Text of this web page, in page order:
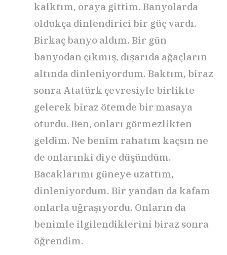
kalktım, oraya gittim. Banyolarda
oldukça dinlendirici bir güç vardı.
Birkaç banyo aldım. Bir gün
banyodan çıkmış, dışarıda ağaçların
altında dinleniyordum. Baktım, biraz
sonra Atatürk çevresiyle birlikte
gelerek biraz ötemde bir masaya
oturdu. Ben, onları görmezlikten
geldim. Ne benim rahatım kaçsın ne
de onlarınki diye düşündüm.
Bacaklarımı güneye uzattım,
dinleniyordum. Bir yandan da kafam
onlarla uğraşıyordu. Onların da
benimle ilgilendiklerini biraz sonra
öğrendim.